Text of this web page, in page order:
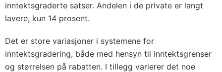
inntektsgraderte satser. Andelen i de private er langt
lavere, kun 14 prosent.
Det er store variasjoner i systemene for
inntektsgradering, både med hensyn til inntektsgrenser
og størrelsen på rabatten. I tillegg varierer det noe